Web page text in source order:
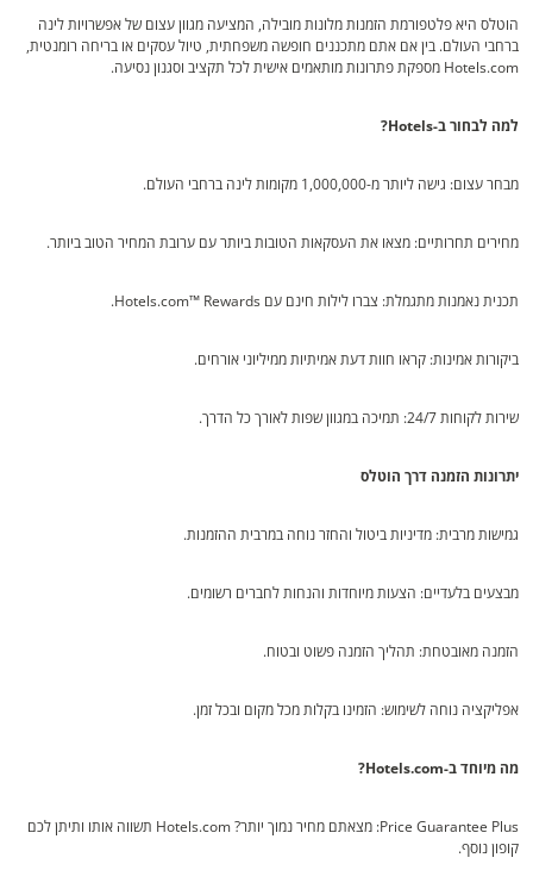
הוטלס היא פלטפורמת הזמנות מלונות מובילה, המציעה מגוון עצום של אפשרויות לינה
ברחבי העולם. בין אם אתם מתכננים חופשה משפחתית, טיול עסקים או בריחה רומנטית,
Hotels.com מספקת פתרונות מותאמים אישית לכל תקציב וסגנון נסיעה.
למה לבחור ב-Hotels?
מבחר עצום: גישה ליותר מ-1,000,000 מקומות לינה ברחבי העולם.
מחירים תחרותיים: מצאו את העסקאות הטובות ביותר עם ערובת המחיר הטוב ביותר.
תכנית נאמנות מתגמלת: צברו לילות חינם עם Hotels.com™ Rewards.
ביקורות אמינות: קראו חוות דעת אמיתיות ממיליוני אורחים.
שירות לקוחות 24/7: תמיכה במגוון שפות לאורך כל הדרך.
יתרונות הזמנה דרך הוטלס
גמישות מרבית: מדיניות ביטול והחזר נוחה במרבית ההזמנות.
מבצעים בלעדיים: הצעות מיוחדות והנחות לחברים רשומים.
הזמנה מאובטחת: תהליך הזמנה פשוט ובטוח.
אפליקציה נוחה לשימוש: הזמינו בקלות מכל מקום ובכל זמן.
מה מיוחד ב-Hotels.com?
Price Guarantee Plus: מצאתם מחיר נמוך יותר? Hotels.com תשווה אותו ותיתן לכם
קופון נוסף.